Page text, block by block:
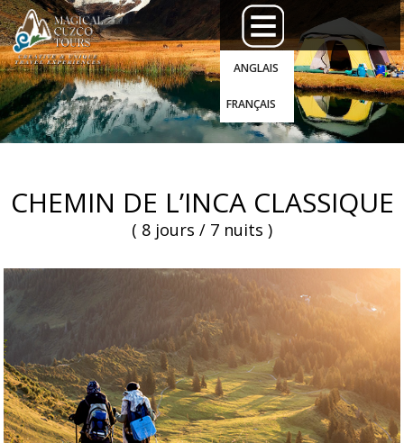
ANGLAIS
FRANÇAIS
CHEMIN DE L’INCA CLASSIQUE
( 8 jours / 7 nuits )